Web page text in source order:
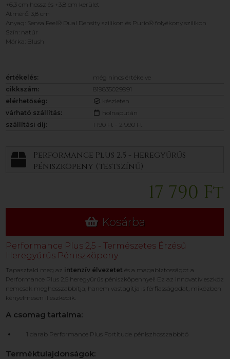
+6,3 cm hossz és +3,8 cm kerület
Átmérő: 3,8 cm
Anyag: Sensa Feel® Dual Density szilikon és Purio® folyékony szilikon
Szín: natúr
Márka: Blush
értékelés:
még nincs értékelve
cikkszám:
819835029991
elérhetőség:
készleten
várható szállítás:
holnapután
szállítási díj:
1 190 Ft - 2 990 Ft
Performance Plus 2,5 - heregyűrűs
péniszköpeny (testszínű)
17 790 Ft
Kosárba
Performance Plus 2,5 - Természetes Érzésű
Heregyűrűs Péniszköpeny
Tapasztald meg az intenzív élvezetet és a magabiztosságot a
Performance Plus 2,5 heregyűrűs péniszköpennyel! Ez az innovatív eszköz
nemcsak meghosszabbítja, hanem vastagítja is férfiasságodat, miközben
kényelmesen illeszkedik.
A csomag tartalma:
1 darab Performance Plus Fortitude péniszhosszabbító
Terméktulajdonságok: